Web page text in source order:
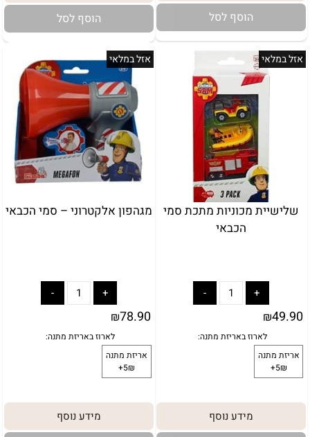
מתנה:
לארוז באריזת מתנה:
אריזת מתנה
הוסף לסל הוסף לסל
אזל במלאי
שלישיית מכוניות מתכת סמי
הכבאי
₪49.90
מידע נוסף
אזל במלאי
מגהפון אלקטרוני – סמי הכבאי
₪78.90
מידע נוסף